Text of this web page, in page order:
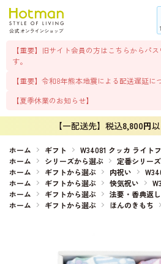
【重要】旧サイト会員の方はこちらからパ
す。
【重要】令和8年熊本地震による配送遅延に
【夏季休業のお知らせ】
【一配送先】税込8,800円
ホーム ギフト
W34081 クッカ ライト
ホーム
シリーズから選ぶ 定番シリーズ
ホーム
ギフトから選ぶ 内祝い
ホーム
ギフトから選ぶ 快気祝い
ホーム
ギフトから選ぶ 法要・香典返し
ホーム
ギフトから選ぶ ほんのきもち